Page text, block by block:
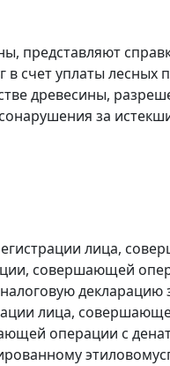
представляют
счет уплаты лесных
древесины,
за
лица,
совершающей
декларацию
лица,
операции с